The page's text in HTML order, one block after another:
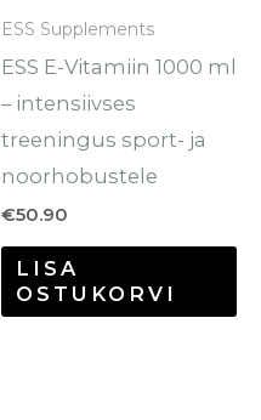
ESS Supplements
ESS E-Vitamiin 1000 ml
– intensiivses
treeningus sport- ja
noorhobustele
€50.90
LISA
OSTUKORVI